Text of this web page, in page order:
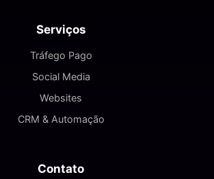
Serviços
Tráfego Pago
Social Media
Websites
CRM & Automação
Contato